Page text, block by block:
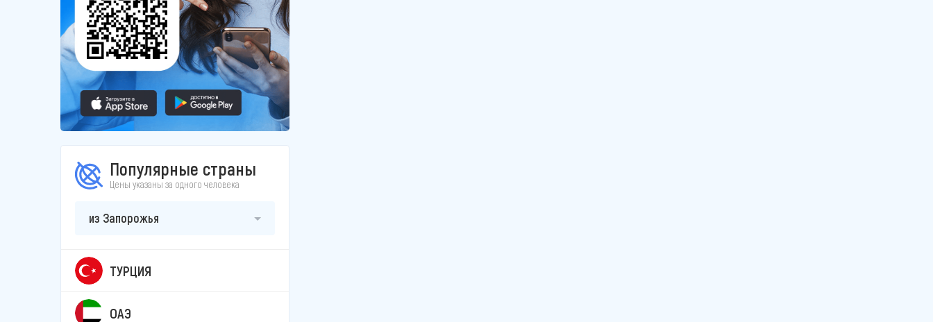
Популярные страны
Цены указаны за одного человека
из Запорожья
ТУРЦИЯ
ОАЭ